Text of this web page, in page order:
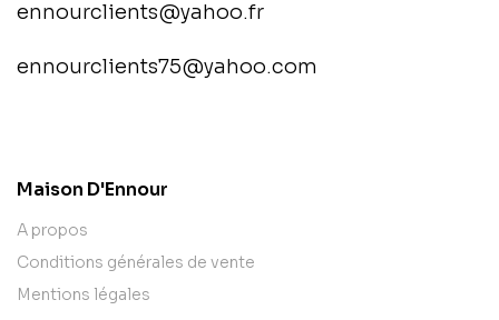
ennourclients@yahoo.fr
ennourclients75@yahoo.com
Maison D'Ennour
A propos
Conditions générales de vente
Mentions légales